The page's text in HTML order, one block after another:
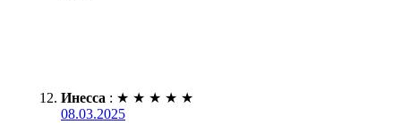
Инесса : ★ ★ ★ ★ ★
08.03.2025